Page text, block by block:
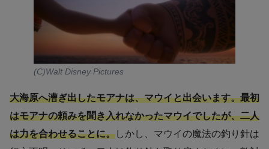
(C)Walt Disney Pictures
大海原へ漕ぎ出したモアナは、マウイと出会います。最初
はモアナの頼みを聞き入れなかったマウイでしたが、二人
は力を合わせることに。しかし、マウイの魔法の釣り針は